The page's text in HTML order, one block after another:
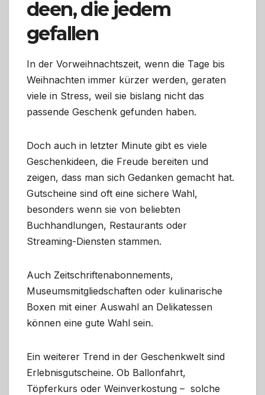
deen, die jedem
gefallen
In der Vorweihnachtszeit, wenn die Tage bis
Weihnachten immer kürzer werden, geraten
viele in Stress, weil sie bislang nicht das
passende Geschenk gefunden haben.
Doch auch in letzter Minute gibt es viele
Geschenkideen, die Freude bereiten und
zeigen, dass man sich Gedanken gemacht hat.
Gutscheine sind oft eine sichere Wahl,
besonders wenn sie von beliebten
Buchhandlungen, Restaurants oder
Streaming-Diensten stammen.
Auch Zeitschriftenabonnements,
Museumsmitgliedschaften oder kulinarische
Boxen mit einer Auswahl an Delikatessen
können eine gute Wahl sein.
Ein weiterer Trend in der Geschenkwelt sind
Erlebnisgutscheine. Ob Ballonfahrt,
Töpferkurs oder Weinverkostung – solche